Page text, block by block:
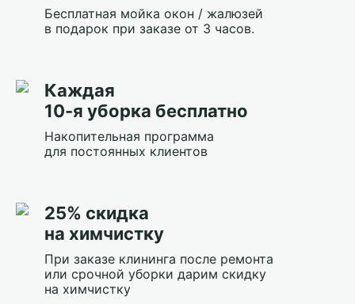
Бесплатная мойка окон / жалюзей
в подарок при заказе от 3 часов.
Каждая
10-я уборка бесплатно
Накопительная программа
для постоянных клиентов
25% скидка
на химчистку
При заказе клининга после ремонта
или срочной уборки дарим скидку
на химчистку